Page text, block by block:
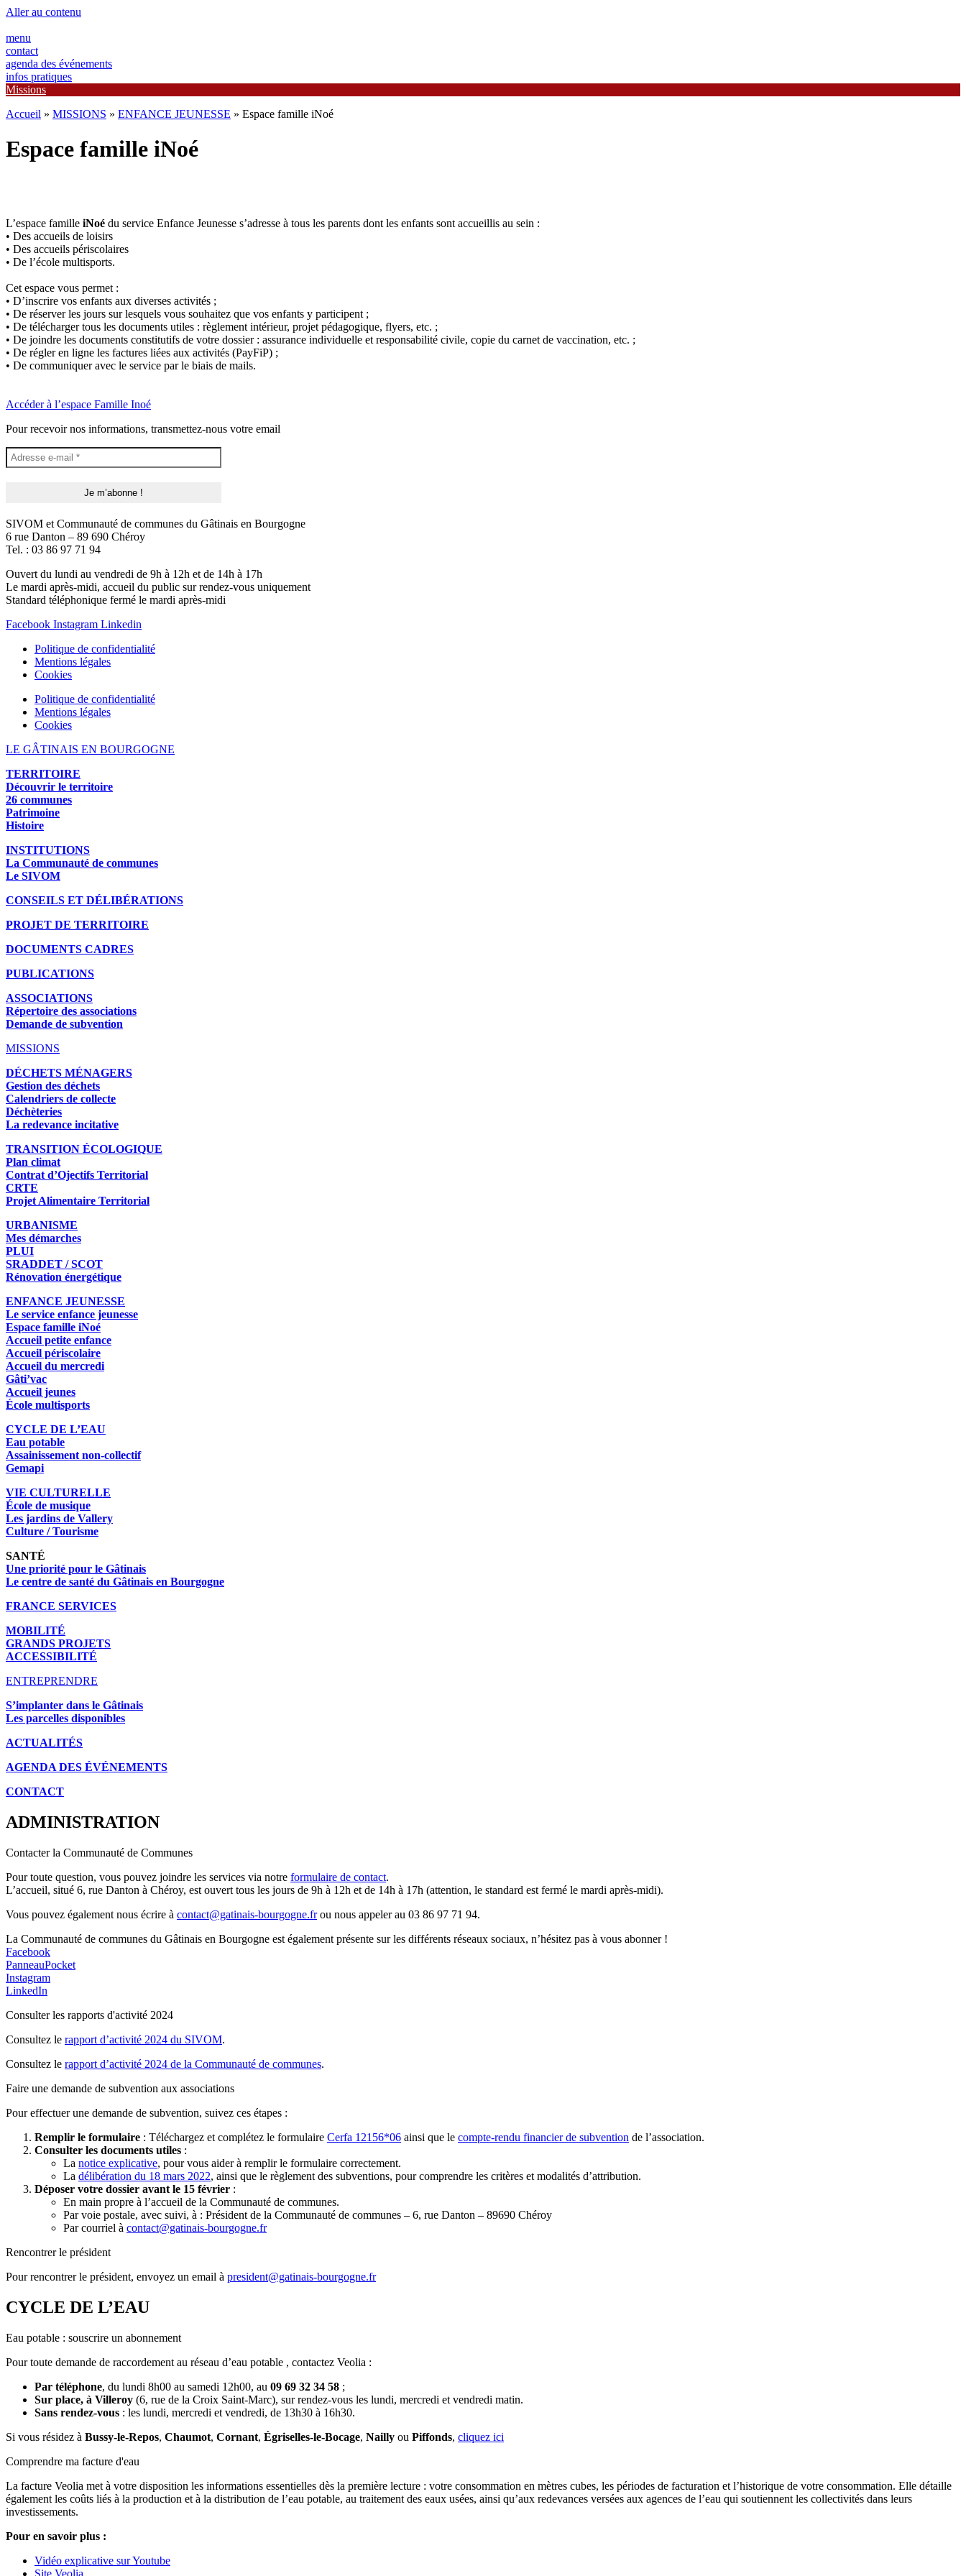
Aller au contenu
menu
contact
agenda des événements
infos pratiques
Missions
Accueil » MISSIONS » ENFANCE JEUNESSE » Espace famille iNoé
Espace famille iNoé
L’espace famille iNoé du service Enfance Jeunesse s’adresse à tous les parents dont les enfants sont accueillis au sein :
• Des accueils de loisirs
• Des accueils périscolaires
• De l’école multisports.
Cet espace vous permet :
• D’inscrire vos enfants aux diverses activités ;
• De réserver les jours sur lesquels vous souhaitez que vos enfants y participent ;
• De télécharger tous les documents utiles : règlement intérieur, projet pédagogique, flyers, etc. ;
• De joindre les documents constitutifs de votre dossier : assurance individuelle et responsabilité civile, copie du carnet de vaccination, etc. ;
• De régler en ligne les factures liées aux activités (PayFiP) ;
• De communiquer avec le service par le biais de mails.
Accéder à l’espace Famille Inoé
Pour recevoir nos informations, transmettez-nous votre email
SIVOM et Communauté de communes du Gâtinais en Bourgogne
6 rue Danton – 89 690 Chéroy
Tel. : 03 86 97 71 94
Ouvert du lundi au vendredi de 9h à 12h et de 14h à 17h
Le mardi après-midi, accueil du public sur rendez-vous uniquement
Standard téléphonique fermé le mardi après-midi
Facebook Instagram Linkedin
Politique de confidentialité
Mentions légales
Cookies
Politique de confidentialité
Mentions légales
Cookies
LE GÂTINAIS EN BOURGOGNE
TERRITOIRE
Découvrir le territoire
26 communes
Patrimoine
Histoire
INSTITUTIONS
La Communauté de communes
Le SIVOM
CONSEILS ET DÉLIBÉRATIONS
PROJET DE TERRITOIRE
DOCUMENTS CADRES
PUBLICATIONS
ASSOCIATIONS
Répertoire des associations
Demande de subvention
MISSIONS
DÉCHETS MÉNAGERS
Gestion des déchets
Calendriers de collecte
Déchèteries
La redevance incitative
TRANSITION ÉCOLOGIQUE
Plan climat
Contrat d’Ojectifs Territorial
CRTE
Projet Alimentaire Territorial
URBANISME
Mes démarches
PLUI
SRADDET / SCOT
Rénovation énergétique
ENFANCE JEUNESSE
Le service enfance jeunesse
Espace famille iNoé
Accueil petite enfance
Accueil périscolaire
Accueil du mercredi
Gâti’vac
Accueil jeunes
École multisports
CYCLE DE L’EAU
Eau potable
Assainissement non-collectif
Gemapi
VIE CULTURELLE
École de musique
Les jardins de Vallery
Culture / Tourisme
SANTÉ
Une priorité pour le Gâtinais
Le centre de santé du Gâtinais en Bourgogne
FRANCE SERVICES
MOBILITÉ
GRANDS PROJETS
ACCESSIBILITÉ
ENTREPRENDRE
S’implanter dans le Gâtinais
Les parcelles disponibles
ACTUALITÉS
AGENDA DES ÉVÉNEMENTS
CONTACT
ADMINISTRATION
Contacter la Communauté de Communes
Pour toute question, vous pouvez joindre les services via notre formulaire de contact.
L’accueil, situé 6, rue Danton à Chéroy, est ouvert tous les jours de 9h à 12h et de 14h à 17h (attention, le standard est fermé le mardi après-midi).
Vous pouvez également nous écrire à contact@gatinais-bourgogne.frou nous appeler au 03 86 97 71 94.
La Communauté de communes du Gâtinais en Bourgogne est également présente sur les différents réseaux sociaux, n’hésitez pas à vous abonner !
Facebook
PanneauPocket
Instagram
LinkedIn
Consulter les rapports d'activité 2024
Consultez le rapport d’activité 2024 du SIVOM.
Consultez le rapport d’activité 2024 de la Communauté de communes.
Faire une demande de subvention aux associations
Pour effectuer une demande de subvention, suivez ces étapes :
Remplir le formulaire : Téléchargez et complétez le formulaire Cerfa 12156*06 ainsi que le compte-rendu financier de subvention de l’association.
Consulter les documents utiles :
La notice explicative, pour vous aider à remplir le formulaire correctement.
La délibération du 18 mars 2022, ainsi que le règlement des subventions, pour comprendre les critères et modalités d’attribution.
Déposer votre dossier avant le 15 février :
En main propre à l’accueil de la Communauté de communes.
Par voie postale, avec suivi, à : Président de la Communauté de communes – 6, rue Danton – 89690 Chéroy
Par courriel à contact@gatinais-bourgogne.fr
Rencontrer le président
Pour rencontrer le président, envoyez un email à president@gatinais-bourgogne.fr
CYCLE DE L’EAU
Eau potable : souscrire un abonnement
Pour toute demande de raccordement au réseau d’eau potable , contactez Veolia :
Par téléphone, du lundi 8h00 au samedi 12h00, au 09 69 32 34 58 ;
Sur place, à Villeroy (6, rue de la Croix Saint-Marc), sur rendez-vous les lundi, mercredi et vendredi matin.
Sans rendez-vous : les lundi, mercredi et vendredi, de 13h30 à 16h30.
Si vous résidez à Bussy-le-Repos, Chaumot, Cornant, Égriselles-le-Bocage, Nailly ou Piffonds, cliquez ici
Comprendre ma facture d'eau
La facture Veolia met à votre disposition les informations essentielles dès la première lecture : votre consommation en mètres cubes, les périodes de facturation et l’historique de votre consommation. Elle détaille
également les coûts liés à la production et à la distribution de l’eau potable, au traitement des eaux usées, ainsi qu’aux redevances versées aux agences de l’eau qui soutiennent les collectivités dans leurs
investissements.
Pour en savoir plus :
Vidéo explicative sur Youtube
Site Veolia